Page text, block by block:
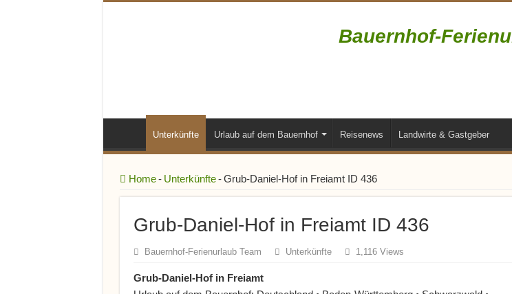
Bauernhof-
Unterkünfte Urlaub auf dem Bauernhof Reisenews Landwirte & Gastgeber
Home - Unterkünfte - Grub-Daniel-Hof in Freiamt ID 436
Grub-Daniel-Hof in Freiamt ID 436
Bauernhof-Ferienurlaub Team Unterkünfte 1,116 Views
Grub-Daniel-Hof in Freiamt